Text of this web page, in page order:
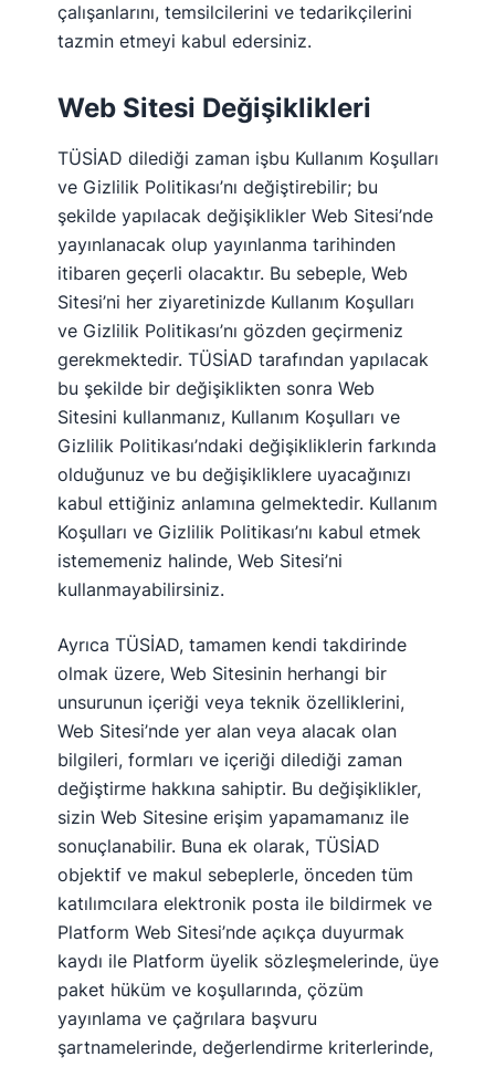
çalışanlarını, temsilcilerini ve tedarikçilerini
tazmin etmeyi kabul edersiniz.
Web Sitesi Değişiklikleri
TÜSİAD dilediği zaman işbu Kullanım Koşulları
ve Gizlilik Politikası’nı değiştirebilir; bu
şekilde yapılacak değişiklikler Web Sitesi’nde
yayınlanacak olup yayınlanma tarihinden
itibaren geçerli olacaktır. Bu sebeple, Web
Sitesi’ni her ziyaretinizde Kullanım Koşulları
ve Gizlilik Politikası’nı gözden geçirmeniz
gerekmektedir. TÜSİAD tarafından yapılacak
bu şekilde bir değişiklikten sonra Web
Sitesini kullanmanız, Kullanım Koşulları ve
Gizlilik Politikası’ndaki değişikliklerin farkında
olduğunuz ve bu değişikliklere uyacağınızı
kabul ettiğiniz anlamına gelmektedir. Kullanım
Koşulları ve Gizlilik Politikası’nı kabul etmek
istememeniz halinde, Web Sitesi’ni
kullanmayabilirsiniz.
Ayrıca TÜSİAD, tamamen kendi takdirinde
olmak üzere, Web Sitesinin herhangi bir
unsurunun içeriği veya teknik özelliklerini,
Web Sitesi’nde yer alan veya alacak olan
bilgileri, formları ve içeriği dilediği zaman
değiştirme hakkına sahiptir. Bu değişiklikler,
sizin Web Sitesine erişim yapamamanız ile
sonuçlanabilir. Buna ek olarak, TÜSİAD
objektif ve makul sebeplerle, önceden tüm
katılımcılara elektronik posta ile bildirmek ve
Platform Web Sitesi’nde açıkça duyurmak
kaydı ile Platform üyelik sözleşmelerinde, üye
paket hüküm ve koşullarında, çözüm
yayınlama ve çağrılara başvuru
şartnamelerinde, değerlendirme kriterlerinde,